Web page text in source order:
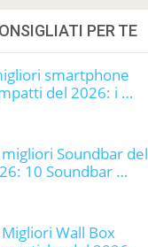
PER TE
smartphone
del 2026: i …
Soundbar del
10 Soundbar …
Wall Box